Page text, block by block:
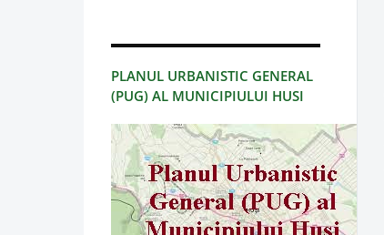
PLANUL URBANISTIC GENERAL
(PUG) AL MUNICIPIULUI HUSI